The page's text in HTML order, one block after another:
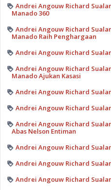
Andrei Angouw Richard
Manado 360
Andrei Angouw Richard
Manado Raih Penghargaan
Andrei Angouw Richard
Andrei Angouw Richard
Manado Ajukan Kasasi
Andrei Angouw Richard
Andrei Angouw Richard
Andrei Angouw Richard
Abas Nelson Entiman
Andrei Angouw Richard
Andrei Angouw Richard
Andrei Angouw Richard